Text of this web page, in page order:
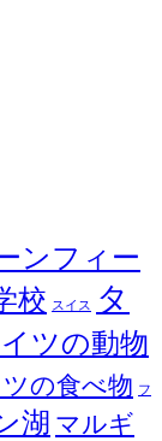
ンフィー
校 スイス
タ
イツの動物
ツの食べ物 フ
湖 マルギ